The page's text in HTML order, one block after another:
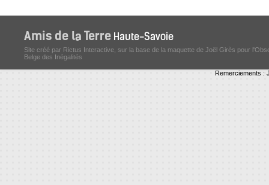
Site créé par Rictus Interactive, sur la base de la maquette de Joël Girès pour
Belge des Inégalités
Remerciements :